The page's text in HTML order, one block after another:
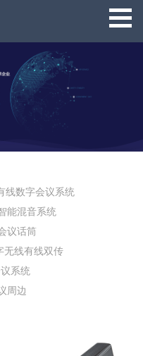
线数字会议系统
能混音系统
议话筒
无线有线双传
系统
周边